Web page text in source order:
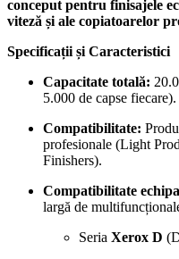
conceput pentru finisajele
viteză și ale copiatoarelor
Specificații și Caracteristici
Capacitate totală:
5.000 de capse fiecare).
Compatibilitate:
profesionale (Light
Finishers).
Compatibilitate
largă de
Seria Xerox D